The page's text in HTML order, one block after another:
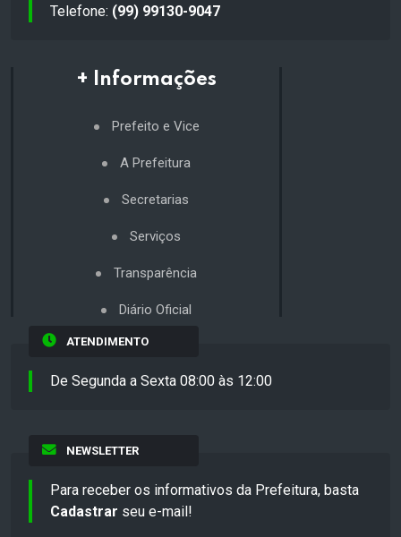
Telefone: (99) 99130-9047
+ Informações
Prefeito e Vice
A Prefeitura
Secretarias
Serviços
Transparência
Diário Oficial
ATENDIMENTO
De Segunda a Sexta 08:00 às 12:00
NEWSLETTER
Para receber os informativos da Prefeitura, basta
Cadastrar seu e-mail!